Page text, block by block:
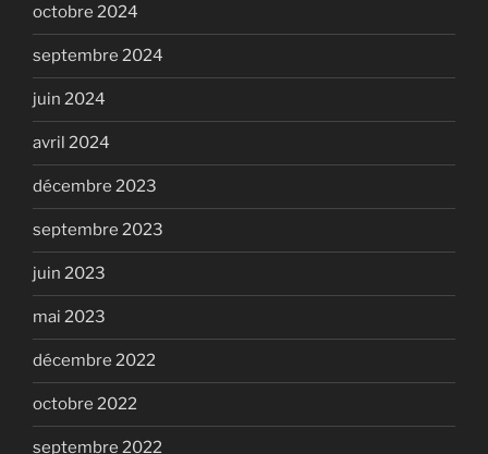
octobre 2024
septembre 2024
juin 2024
avril 2024
décembre 2023
septembre 2023
juin 2023
mai 2023
décembre 2022
octobre 2022
septembre 2022